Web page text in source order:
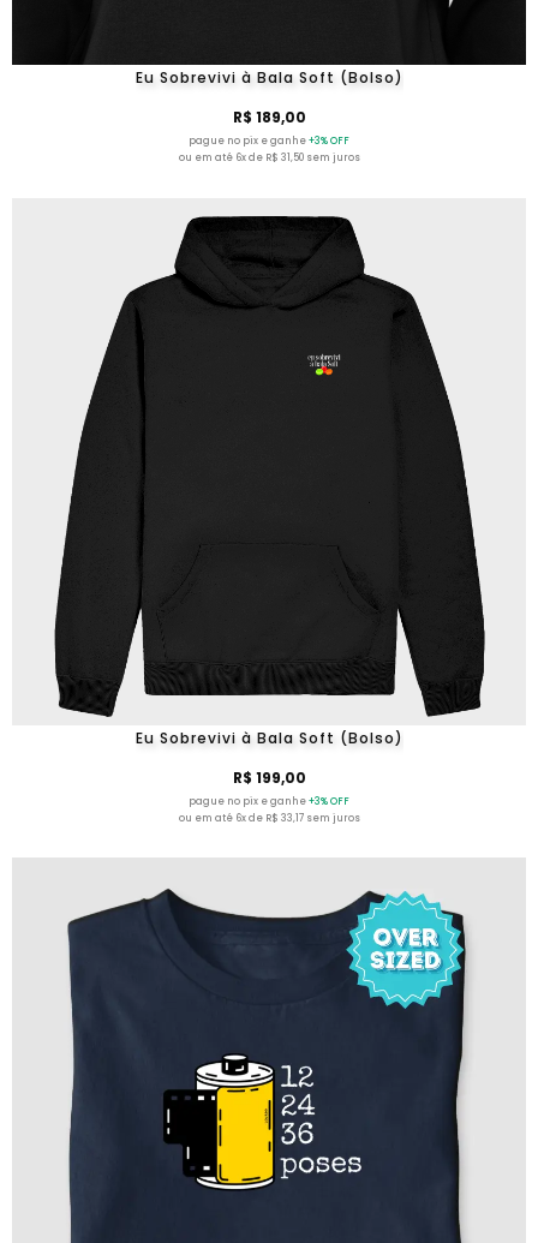
Eu Sobrevivi à Bala Soft (Bolso)
R$ 189,00
pague no pix e ganhe+3% OFF
ou em até 6x de R$ 31,50 sem juros
Eu Sobrevivi à Bala Soft (Bolso)
R$ 199,00
pague no pix e ganhe+3% OFF
ou em até 6x de R$ 33,17 sem juros